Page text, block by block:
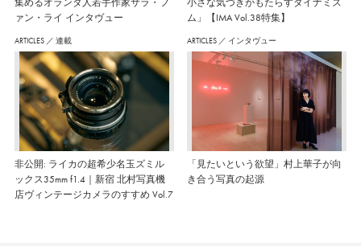
集めるオランダ人若手作家サラ・フ
ァン・ライ インタヴュー
小さな気づきがもたらすダイナミズ
ム」【IMA Vol.38特集】
ARTICLES ／ 連載
非公開: ライカの超希少名玉ズミル
ックス35mm f1.4｜新宿 北村写真機
店ヴィンテージカメラのすすめ Vol.7
ARTICLES ／ インタヴュー
「見たいという欲望」村上華子が向
き合う写真の起源